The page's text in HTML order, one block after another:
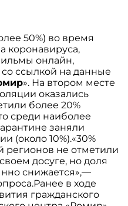
50%) во время
коронавируса,
онлайн,
со ссылкой на данные
». На втором месте
оказались
более 20%
среди наиболее
заняли
(около 10%).«30%
регионов не отметили
досуге, но доля
снижается»,—
в ходе
гражданского